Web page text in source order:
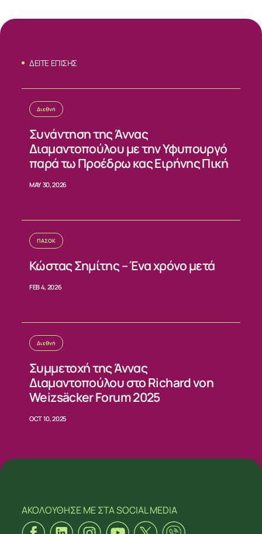
ΔΕΙΤΕ ΕΠΙΣΗΣ
Διεθνή
Συνάντηση της Άννας
Διαμαντοπούλου με την Υφυπουργό
παρά τω Προέδρω κας Ειρήνης Πική
MAY 30, 2026
ΠΑΣΟΚ
Κώστας Σημίτης – Ένα χρόνο μετά
FEB 4, 2026
Διεθνή
Συμμετοχή της Άννας
Διαμαντοπούλου στο Richard von
Weizsäcker Forum 2025
OCT 10, 2025
ΑΚΟΛΟΥΘΗΣΕ ΜΕΣΤΑ SOCIAL MEDIA